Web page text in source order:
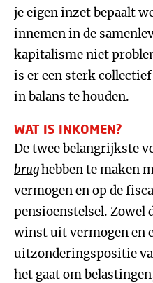
je eigen inzet bepaalt
innemen in de
kapitalisme niet
is er een sterk
in balans te houden.
WAT IS INKOMEN?
De twee belangrijkste
brughebben te maken
vermogen en op de
pensioenstelsel. Zowel
winst uit vermogen en
uitzonderingspositie
het gaat om